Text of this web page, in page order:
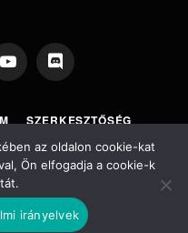
YouTubeDiscord
SZERKESZTŐSÉG
EXPO
®
az oldalon cookie-kat
Ön elfogadja a cookie-k
irányelvek